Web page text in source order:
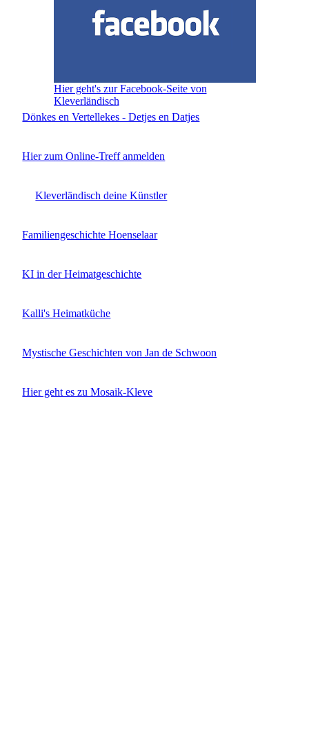
Hier geht's zur Facebook-Seite von
Kleverländisch
Dönkes en Vertellekes - Detjes en Datjes
Hier zum Online-Treff anmelden
Kleverländisch deine Künstler
Familiengeschichte Hoenselaar
KI in der Heimatgeschichte
Kalli's Heimatküche
Mystische Geschichten von Jan de Schwoon
Hier geht es zu Mosaik-Kleve